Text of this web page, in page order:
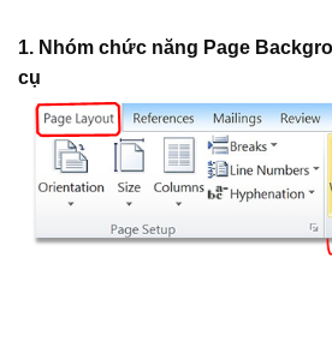
1. Nhóm chức năng Page
cụ